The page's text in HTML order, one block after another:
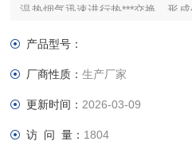
温热烟气迅速进行热***交换，形
进。
产品型号：
厂商性质：生产厂家
更新时间： 2026-03-09
访 问 量： 1804